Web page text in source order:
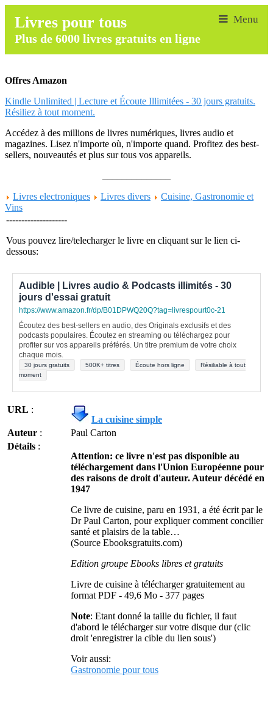
Livres pour tous
Plus de 6000 livres gratuits en ligne
Offres Amazon
Kindle Unlimited | Lecture et Écoute Illimitées - 30 jours gratuits.
Résiliez à tout moment.
Accédez à des millions de livres numériques, livres audio et
magazines. Lisez n'importe où, n'importe quand. Profitez des best-
sellers, nouveautés et plus sur tous vos appareils.
Livres electroniques
Livres divers
Cuisine, Gastronomie et
Vins
--------------------
Vous pouvez lire/telecharger le livre en cliquant sur le lien ci-
dessous:
Audible | Livres audio & Podcasts illimités - 30
jours d'essai gratuit
https://www.amazon.fr/dp/B01DPWQ20Q?tag=livrespourt0c-21
Écoutez des best-sellers en audio, des Originals exclusifs et des
podcasts populaires. Écoutez en streaming ou téléchargez pour
profiter sur vos appareils préférés. Un titre premium de votre choix
chaque mois.
30 jours gratuits 500K+ titres Écoute hors ligne
Résiliable à tout
moment
URL :
La cuisine simple
Auteur :
Paul Carton
Détails :
Attention: ce livre n'est pas disponible au
téléchargement dans l'Union Européenne pour
des raisons de droit d'auteur. Auteur décédé en
1947
Ce livre de cuisine, paru en 1931, a été écrit par le
Dr Paul Carton, pour expliquer comment concilier
santé et plaisirs de la table…
(Source Ebooksgratuits.com)
Edition groupe Ebooks libres et gratuits
Livre de cuisine à télécharger gratuitement au
format PDF - 49,6 Mo - 377 pages
Note: Etant donné la taille du fichier, il faut
d'abord le télécharger sur votre disque dur (clic
droit 'enregistrer la cible du lien sous')
Voir aussi:
Gastronomie pour tous